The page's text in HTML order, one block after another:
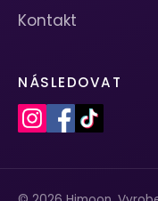
Kontakt
NÁSLEDOVAT